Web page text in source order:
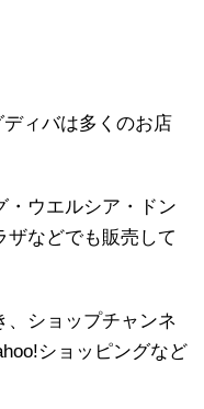
ィバは多くのお店
・ウエルシア・ドン
ザなどでも販売して
、ショップチャンネ
ショッピングなど